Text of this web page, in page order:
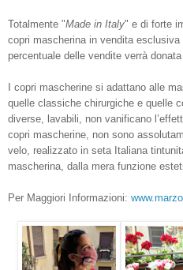
Totalmente "Made in Italy" e di forte
copri mascherina in vendita esclusiva
percentuale delle vendite verrà
I copri mascherine si adattano alle
quelle classiche chirurgiche e quelle
diverse, lavabili, non vanificano
copri mascherine, non sono
velo, realizzato in seta Italiana
mascherina, dalla mera funzione
Per Maggiori Informazioni: